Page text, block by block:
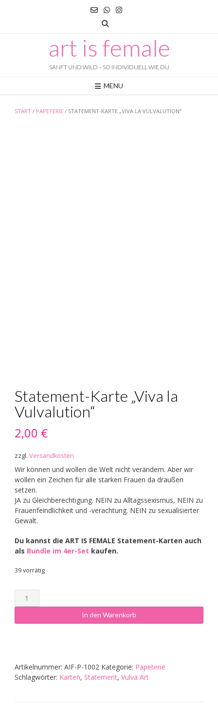
art is female
SANFT UND WILD – SO INDIVIDUELL WIE DU
MENU
START / PAPETERIE / STATEMENT-KARTE „VIVA LA VULVALUTION“
Statement-Karte „Viva la
Vulvalution“
2,00 €
zzgl. Versandkosten
Wir können und wollen die Welt nicht verändern. Aber wir
wollen ein Zeichen für alle starken Frauen da draußen
setzen.
JA zu Gleichberechtigung. NEIN zu Alltagssexismus, NEIN zu
Frauenfeindlichkeit und -verachtung. NEIN zu sexualisierter
Gewalt.
Du kannst die ART IS FEMALE Statement-Karten auch
als Bundle im 4er-Set kaufen.
39 vorrätig
Statement-
Karte
la
In den Warenkorb
Artikelnummer: AIF-P-1002 Kategorie: Papeterie
Schlagwörter: Karten, Statement, Vulva Art